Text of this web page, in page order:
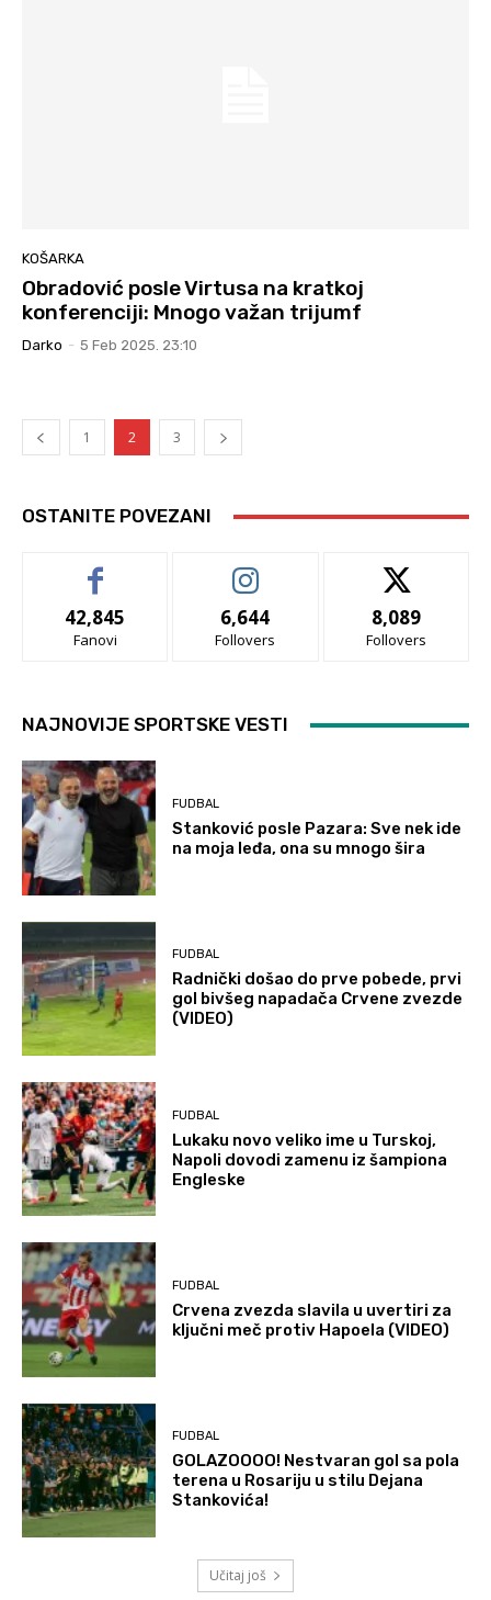
KOŠARKA
Obradović posle Virtusa na kratkoj
konferenciji: Mnogo važan trijumf
Darko - 5 Feb 2025. 23:10
1 2 3
OSTANITE POVEZANI
42,845
Fanovi
6,644
Follovers
8,089
Follovers
NAJNOVIJE SPORTSKE VESTI
FUDBAL
Stanković posle Pazara: Sve nek ide
na moja leđa, ona su mnogo šira
FUDBAL
Radnički došao do prve pobede, prvi
gol bivšeg napadača Crvene zvezde
(VIDEO)
FUDBAL
Lukaku novo veliko ime u Turskoj,
Napoli dovodi zamenu iz šampiona
Engleske
FUDBAL
Crvena zvezda slavila u uvertiri za
ključni meč protiv Hapoela (VIDEO)
FUDBAL
GOLAZOOOO! Nestvaran gol sa pola
terena u Rosariju u stilu Dejana
Stankovića!
Učitaj još